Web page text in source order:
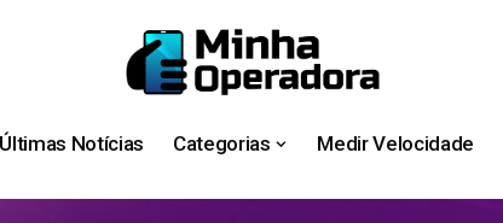
Últimas Notícias Categorias Medir Velocidade